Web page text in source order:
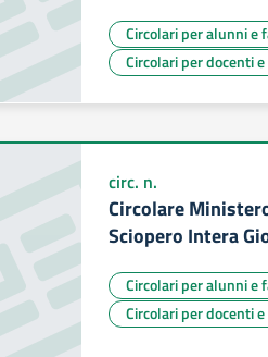
Circolari per alunni e
Circolari per docenti
circ. n.
Circolare
Sciopero Intera
Circolari per alunni e
Circolari per docenti